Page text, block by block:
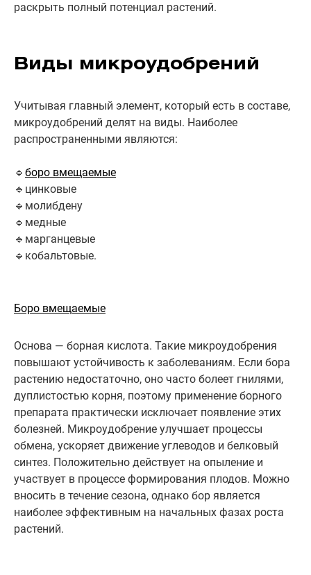
раскрыть полный потенциал растений.
Виды микроудобрений
Учитывая главный элемент, который есть в составе,
микроудобрений делят на виды. Наиболее
распространенными являются:
🔹 боро вмещаемые
🔹цинковые
🔹молибдену
🔹медные
🔹марганцевые
🔹кобальтовые.
Боро вмещаемые
Основа — борная кислота. Такие микроудобрения
повышают устойчивость к заболеваниям. Если бора
растению недостаточно, оно часто болеет гнилями,
дуплистостью корня, поэтому применение борного
препарата практически исключает появление этих
болезней. Микроудобрение улучшает процессы
обмена, ускоряет движение углеводов и белковый
синтез. Положительно действует на опыление и
участвует в процессе формирования плодов. Можно
вносить в течение сезона, однако бор является
наиболее эффективным на начальных фазах роста
растений.